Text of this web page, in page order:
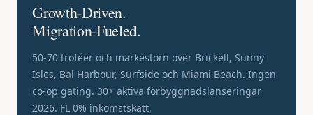
Growth-Driven.
Migration-Fueled.
50-70 troféer och märkestorn över Brickell, Sunny
Isles, Bal Harbour, Surfside och Miami Beach. Ingen
co-op gating. 30+ aktiva förbyggnadslanseringar
2026. FL 0% inkomstskatt.